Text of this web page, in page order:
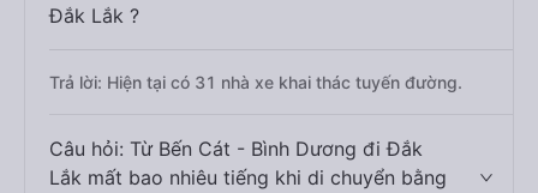
Đắk Lắk ?
Trả lời: Hiện tại có 31 nhà xe khai thác tuyến đường.
Câu hỏi: Từ Bến Cát - Bình Dương đi Đắk
Lắk mất bao nhiêu tiếng khi di chuyển bằng